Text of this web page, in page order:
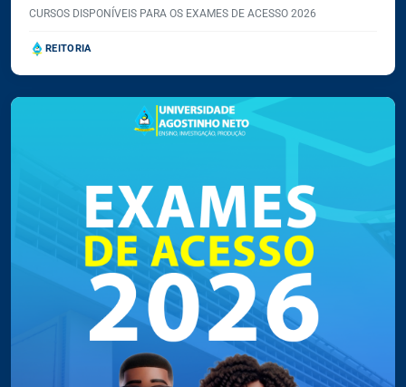
CURSOS DISPONÍVEIS PARA OS EXAMES DE ACESSO 2026
REITORIA